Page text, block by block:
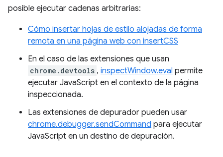
posible ejecutar cadenas arbitrarias:
Cómo insertar hojas de estilo alojadas de forma
remota en una página web con insertCSS
En el caso de las extensiones que usan
chrome.devtools , inspectWindow.eval permite
ejecutar JavaScript en el contexto de la página
inspeccionada.
Las extensiones de depurador pueden usar
chrome.debugger.sendCommand para ejecutar
JavaScript en un destino de depuración.